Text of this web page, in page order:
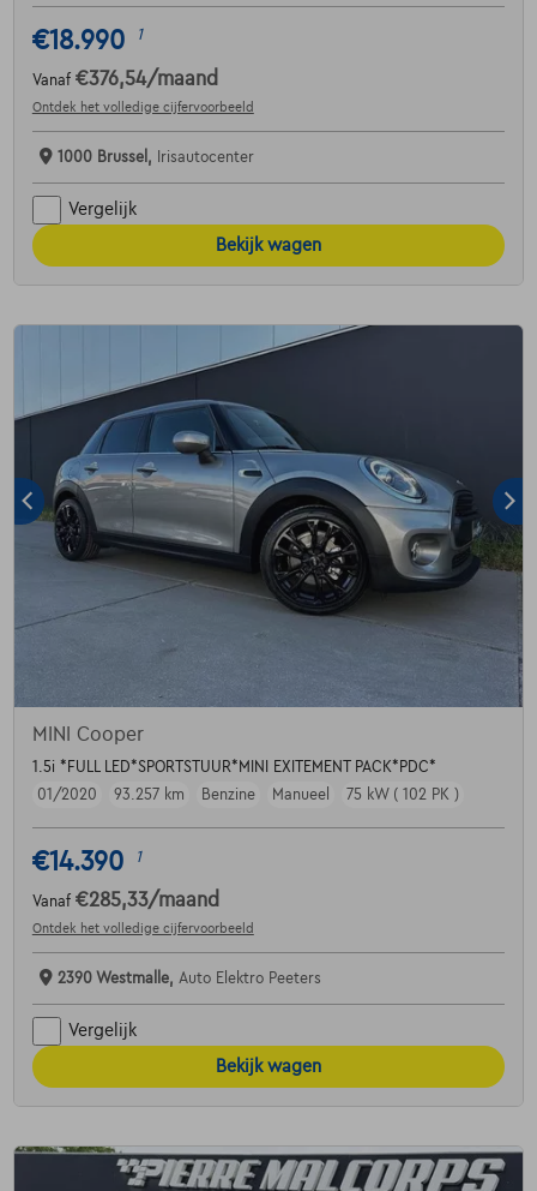
€18.990 1
Vanaf €376,54/maand
Ontdek het volledige cijfervoorbeeld
1000 Brussel, Irisautocenter
Vergelijk
Bekijk wagen
MINI Cooper
1.5i *FULL LED*SPORTSTUUR*MINI EXITEMENT PACK*PDC*
01/2020
93.257 km Benzine Manueel 75 kW ( 102 PK )
€14.390 1
Vanaf €285,33/maand
Ontdek het volledige cijfervoorbeeld
2390 Westmalle, Auto Elektro Peeters
Vergelijk
Bekijk wagen